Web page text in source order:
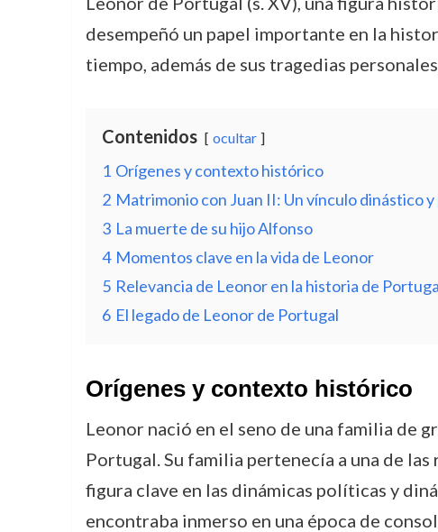
desempeñó un papel importante en la
tiempo, además de sus tragedias
Contenidos ocultar
1 Orígenes y contexto histórico
2 Matrimonio con Juan II: Un vínculo dinástico
3 La muerte de su hijo Alfonso
4 Momentos clave en la vida de Leonor
5 Relevancia de Leonor en la historia de
6 El legado de Leonor de Portugal
Orígenes y contexto histórico
Leonor nació en el seno de una familia de
Portugal. Su familia pertenecía a una de
figura clave en las dinámicas políticas y
encontraba inmerso en una época de